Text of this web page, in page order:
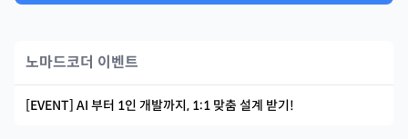
노마드코더 이벤트
[EVENT] AI 부터 1인 개발까지, 1:1 맞춤 설계 받기!